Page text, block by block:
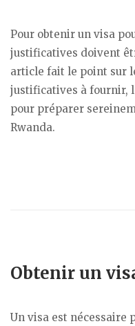
Pour obtenir un visa
justificatives doivent
article fait le point sur
justificatives à fournir,
pour préparer
Rwanda.
Obtenir un
Un visa est nécessaire